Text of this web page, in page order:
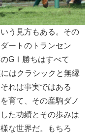
う見方もある。その
ートのトランセン
のGⅠ勝ちはすべて
はクラシックと無縁
れは事実ではある
育て、その産駒ダノ
た功績とその歩みは
な世界だ。もちろ